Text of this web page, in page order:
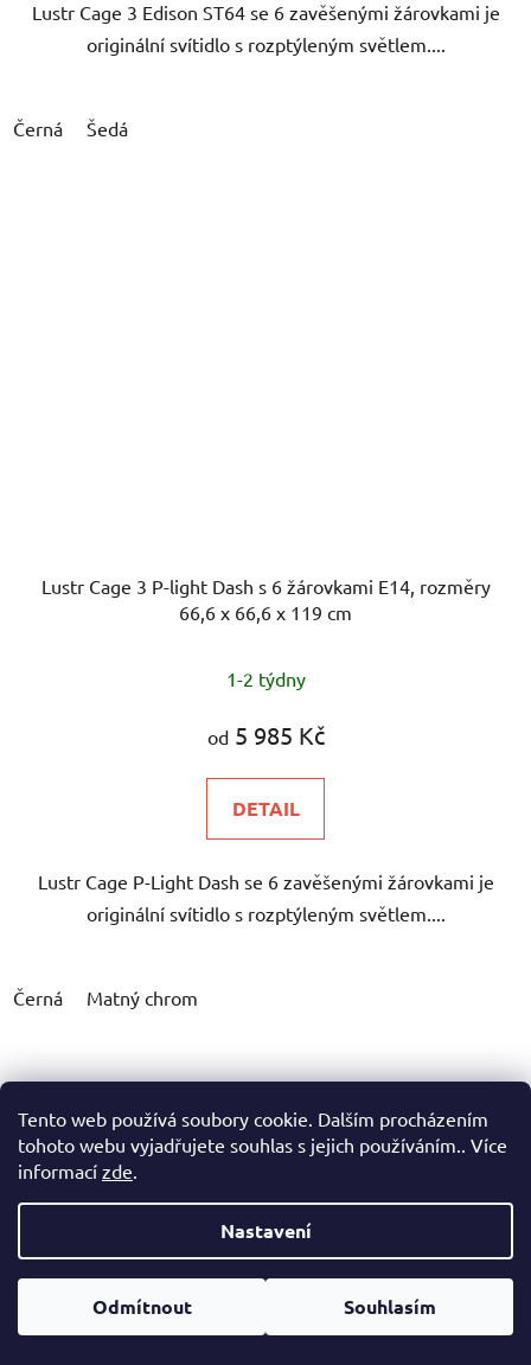
Tento web používá soubory cookie. Dalším procházením
tohoto webu vyjadřujete souhlas s jejich používáním.. Více
informací zde.
Nastavení
Odmítnout Souhlasím
Lustr Cage 3 Edison ST64 se 6 zavěšenými žárovkami je
originální svítidlo s rozptýleným světlem....
Černá Šedá
Lustr Cage 3 P-light Dash s 6 žárovkami E14, rozměry
66,6 x 66,6 x 119 cm
1-2 týdny
od5 985 Kč
DETAIL
Lustr Cage P-Light Dash se 6 zavěšenými žárovkami je
originální svítidlo s rozptýleným světlem....
Černá Matný chrom